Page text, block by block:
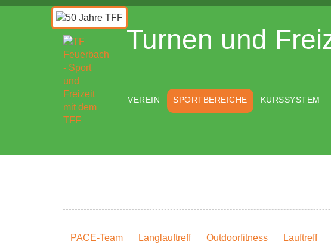
Turnen und
VEREIN SPORTBEREICHE KURSSYSTEM
PACE-Team Langlauftreff Outdoorfitness Lauftreff